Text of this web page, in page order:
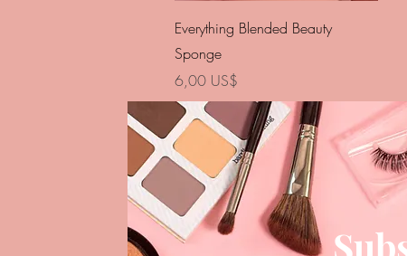
Vista rápida
Everything Blended Beauty
Sponge
Precio
6,00 US$